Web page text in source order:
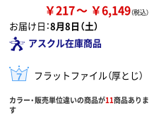
￥217 ￥6,149
お届け日：8月8日（土）
アスクル在庫商品
フラットファイル（厚とじ）
カラー・販売単位違いの商品が11商品ありま
す